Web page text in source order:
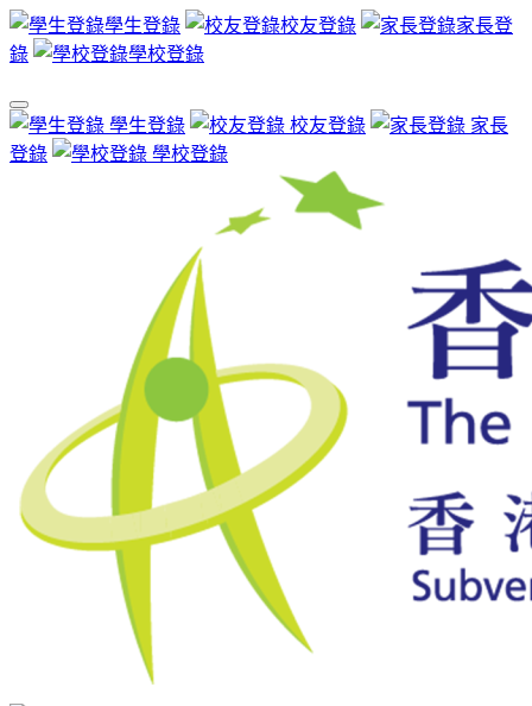
學生登錄 校友登錄
家長登
錄
學校登錄
學生登錄 校友登錄
家長
登錄
學校登錄